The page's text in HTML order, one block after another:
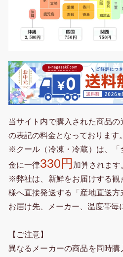
当サイト内で購入された商品の
の表記の料金となっております。
※クール（冷凍・冷蔵）は、「
金に一律330円 加算されます
※弊社は、新鮮をお届けする観
様へ直接発送する「産地直送方
お届け先、メーカー、温度帯毎
【ご注意】
異なるメーカーの商品を同時